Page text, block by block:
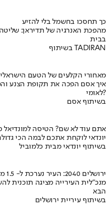
כך תחסכו בחשמל בלי להזיע
מהפכת האנרגיה של תדיראן:
בבית
בשיתוף TADIRAN
מאחורי הקלעים של הטעם הישראלי
לאומי?
בשיתוף אסם
אתם עוד לא שם? הטיסה למונדיאל
יונדאי לוקחת אתכם לבמה הכי
בשיתוף יונדאי מבית כלמוביל
ירושלים 2040: העיר נערכת ל- 1.5 מליון תושבים
מנכ"לית העירייה מציגה תוכנית
הבא
בשיתוף עיריית ירושלים